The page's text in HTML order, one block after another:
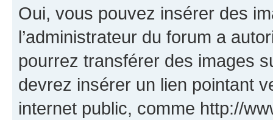
Oui, vous pouvez insérer des
l’administrateur du forum a
pourrez transférer des images
devrez insérer un lien pointant
internet public, comme http://